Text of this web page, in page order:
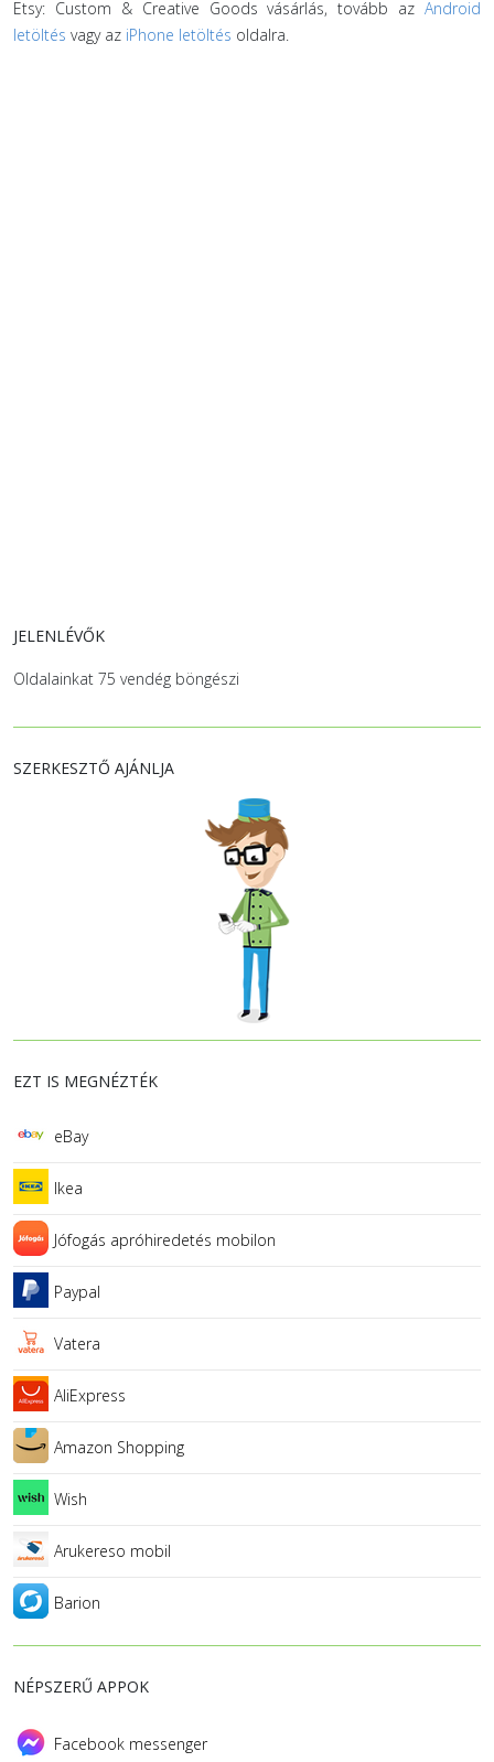
Etsy: Custom & Creative Goods vásárlás, tovább az Android
letöltés vagy az iPhone letöltés oldalra.
JELENLÉVŐK
Oldalainkat 75 vendég böngészi
SZERKESZTŐ AJÁNLJA
EZT IS MEGNÉZTÉK
eBay
Ikea
Jófogás apróhiredetés mobilon
Paypal
Vatera
AliExpress
Amazon Shopping
Wish
Arukereso mobil
Barion
NÉPSZERŰ APPOK
Facebook messenger